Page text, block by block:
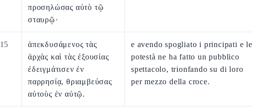
προσηλώσας αὐτὸ τῷ
σταυρῷ·
15
ἀπεκδυσάμενος τὰς
ἀρχὰς καὶ τὰς ἐξουσίας
ἐδειγμάτισεν ἐν
παρρησίᾳ, θριαμβεύσας
αὐτοὺς ἐν αὐτῷ.
e avendo spogliato i principati e le
potestà ne ha fatto un pubblico
spettacolo, trionfando su di loro
per mezzo della croce.